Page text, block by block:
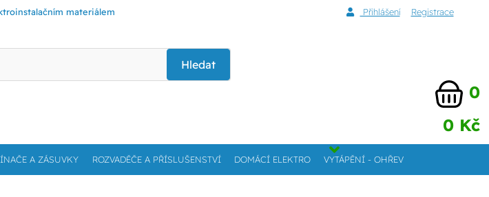
materiálem Přihlášení Registrace
Hledat
0
0 Kč
A ZÁSUVKY ROZVADĚČE A PŘÍSLUŠENSTVÍ DOMÁCÍ ELEKTRO VYTÁPĚNÍ - OHŘEV